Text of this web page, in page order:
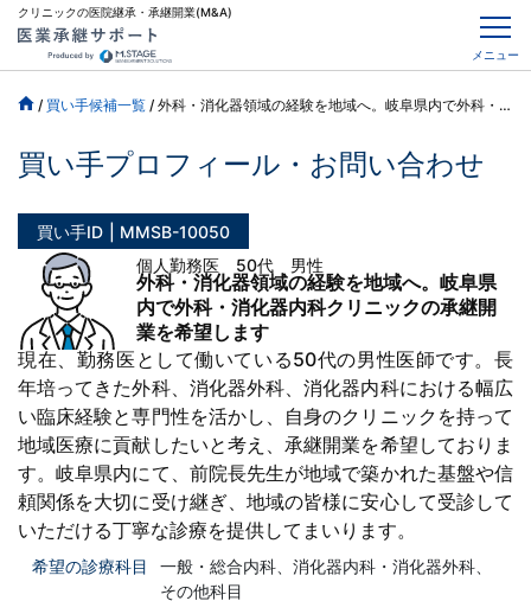
クリニックの医院継承・承継開業(M&A)
メニュー
/ 買い手候補一覧 / 外科・消化器領域の経験を地域へ。岐阜県内で外科・消化器内科クリニックの承継開業を希望します
買い手プロフィール・お問い合わせ
買い手ID
MMSB-10050
個人勤務医 50代 男性
外科・消化器領域の経験を地域へ。岐阜県
内で外科・消化器内科クリニックの承継開
業を希望します
現在、勤務医として働いている50代の男性医師です。長
年培ってきた外科、消化器外科、消化器内科における幅広
い臨床経験と専門性を活かし、自身のクリニックを持って
地域医療に貢献したいと考え、承継開業を希望しておりま
す。岐阜県内にて、前院長先生が地域で築かれた基盤や信
頼関係を大切に受け継ぎ、地域の皆様に安心して受診して
いただける丁寧な診療を提供してまいります。
希望の診療科目
一般・総合内科、消化器内科・消化器外科、
その他科目